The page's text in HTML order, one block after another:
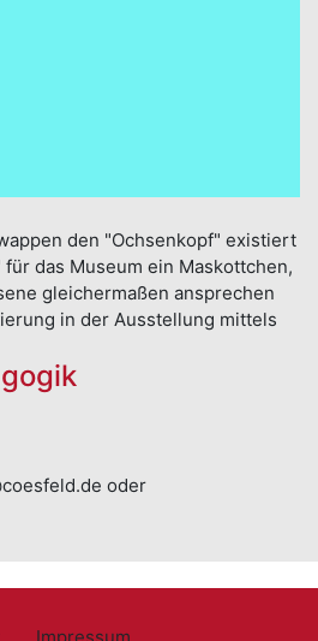
den "Ochsenkopf" existiert
das Museum ein Maskottchen,
gleichermaßen ansprechen
in der Ausstellung mittels
oder